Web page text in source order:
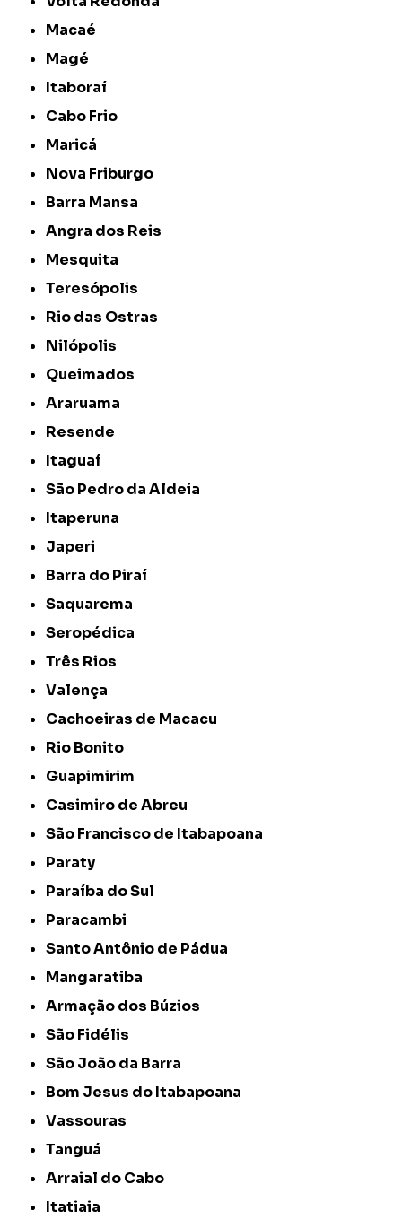
Macaé
Magé
Itaboraí
Cabo Frio
Maricá
Nova Friburgo
Barra Mansa
Angra dos Reis
Mesquita
Teresópolis
Rio das Ostras
Nilópolis
Queimados
Araruama
Resende
Itaguaí
São Pedro da Aldeia
Itaperuna
Japeri
Barra do Piraí
Saquarema
Seropédica
Três Rios
Valença
Cachoeiras de Macacu
Rio Bonito
Guapimirim
Casimiro de Abreu
São Francisco de Itabapoana
Paraty
Paraíba do Sul
Paracambi
Santo Antônio de Pádua
Mangaratiba
Armação dos Búzios
São Fidélis
São João da Barra
Bom Jesus do Itabapoana
Vassouras
Tanguá
Arraial do Cabo
Itatiaia